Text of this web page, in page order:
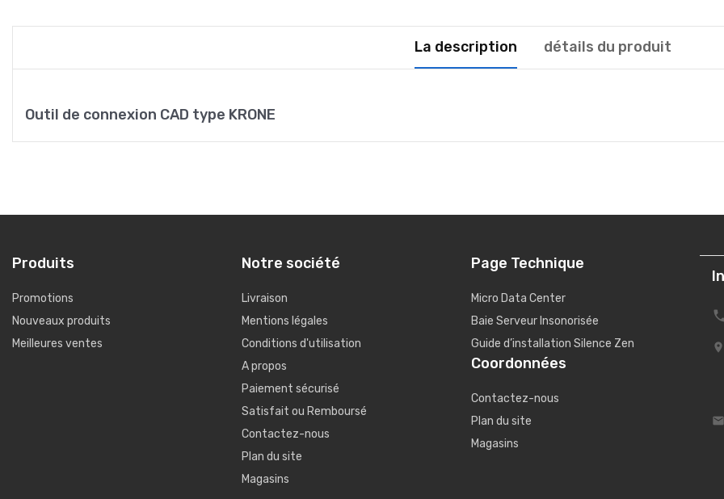
La description détails du produit
Outil de connexion CAD type KRONE
Produits
Promotions
Nouveaux produits
Meilleures ventes
Notre société
Livraison
Mentions légales
Conditions d'utilisation
A propos
Paiement sécurisé
Satisfait ou Remboursé
Contactez-nous
Plan du site
Magasins
Page Technique
Micro Data Center
Baie Serveur Insonorisée
Guide d’installation Silence Zen
Coordonnées
Contactez-nous
Plan du site
Magasins

